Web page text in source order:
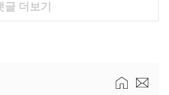
글 더보기